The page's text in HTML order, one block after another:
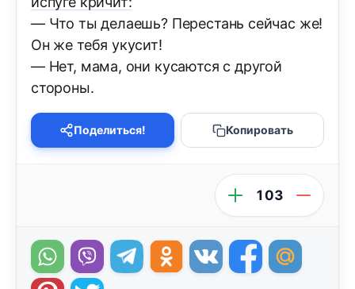
— Что ты делаешь? Перестань сейчас же!
Он же тебя укусит!
— Нет, мама, они кусаются с другой
стороны.
Поделиться! Копировать
103